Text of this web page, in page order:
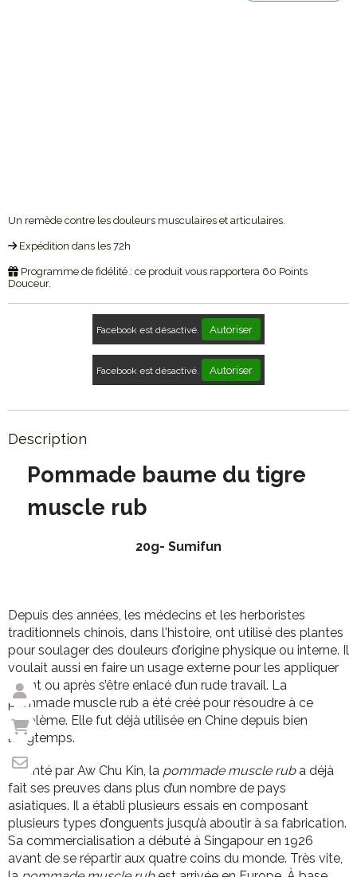
Un remède contre les douleurs musculaires et articulaires.
Expédition dans les 72h
Programme de fidélité : ce produit vous rapportera 60 Points
Douceur.
Facebook est désactivé. Autoriser
Facebook est désactivé. Autoriser
Description
Pommade baume du tigre
muscle rub
20g- Sumifun
Depuis des années, les médecins et les herboristes
traditionnels chinois, dans l'histoire, ont utilisé des plantes
pour soulager des douleurs d’origine physique ou interne. Il
voulait aussi en faire un usage externe pour les appliquer
avant ou après s’être enlacé d’un rude travail. La
pommade muscle rub a été créé pour résoudre à ce
problème. Elle fut déjà utilisée en Chine depuis bien
longtemps.
Inventé par Aw Chu Kin, la pommade muscle ruba déjà
fait ses preuves dans plus d’un nombre de pays
asiatiques. Il a établi plusieurs essais en composant
plusieurs types d’onguents jusqu’à aboutir à sa fabrication.
Sa commercialisation a débuté à Singapour en 1926
avant de se répartir aux quatre coins du monde. Très vite,